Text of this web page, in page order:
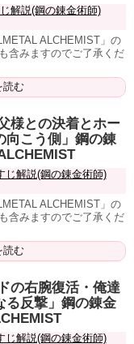
解説(鋼の錬金術師)
ALCHEMIST」の
含みますのでご了承くだ
読む
様との決着とホー
向こう側」鋼の錬
じ解説(鋼の錬金術師)
ALCHEMIST」の
含みますのでご了承くだ
読む
の右腕復活・俺達
る反撃」鋼の錬金
じ解説(鋼の錬金術師)